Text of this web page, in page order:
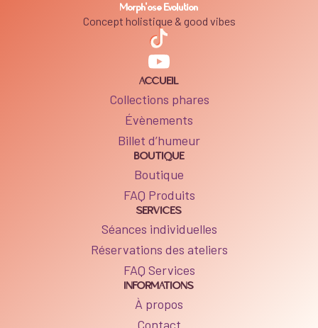
Morph'ose Evolution
Concept holistique & good vibes
ACCUEIL
Collections phares
Évènements
Billet d’humeur
BOUTIQUE
Boutique
FAQ Produits
SERVICES
Séances individuelles
Réservations des ateliers
FAQ Services
INFORMATIONS
À propos
Contact